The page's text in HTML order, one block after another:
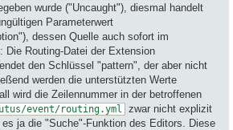
wurde ("Uncaught"), diesmal handelt
Parameterwert
dessen Quelle auch sofort im
Die Routing-Datei der Extension
den Schlüssel "pattern", der aber nicht
werden die unterstützten Werte
wird die Zeilennummer in der betroffenen
event/routing.yml
zwar nicht explizit
ja die "Suche"-Funktion des Editors. Diese